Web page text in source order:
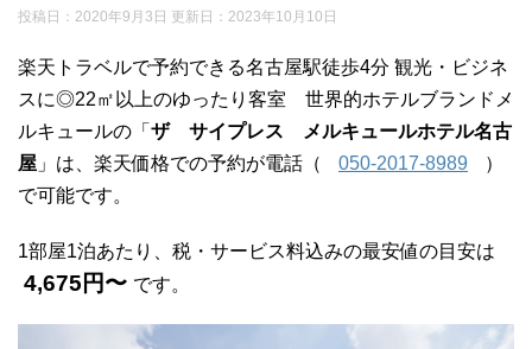
投稿日：2020年9月3日 更新日： 2023年10月10日
楽天トラベルで予約できる名古屋駅徒歩4分 観光・ビジネ
スに◎22㎡以上のゆったり客室 世界的ホテルブランドメ
ルキュールの「 ザ サイプレス メルキュールホテル名古
屋 」は、楽天価格での予約が電話（ 050-2017-8989
）
で可能です。
1部屋1泊あたり、税・サービス料込みの最安値の目安は
4,675円〜 です。